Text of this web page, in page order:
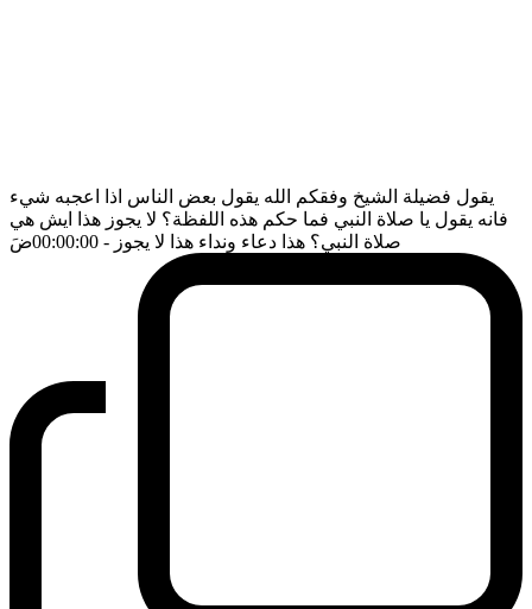
يقول فضيلة الشيخ وفقكم الله يقول بعض الناس اذا اعجبه شيء
فانه يقول يا صلاة النبي فما حكم هذه اللفظة؟ لا يجوز هذا ايش هي
صلاة النبي؟ هذا دعاء ونداء هذا لا يجوز - 00:00:00 ضَ